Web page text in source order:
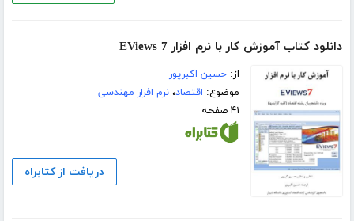
دانلود کتاب آموزش کار با نرم افزار EViews 7
از:حسین اکبرپور
موضوع: اقتصاد،نرم افزار مهندسی
۴۱ صفحه
دریافت از کتابراه